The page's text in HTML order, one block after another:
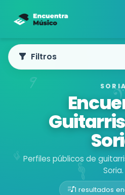
SORIA
Perfiles públicos de
Soria.
1 resultados
Filtros